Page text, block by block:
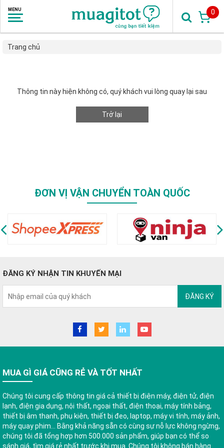
0
Trang chủ
Thông tin này hiện không có, quý khách vui lòng quay lại sau
Trở lại
ĐƠN VỊ VẬN CHUYỂN TOÀN QUỐC
ĐĂNG KÝ NHẬN TIN KHUYẾN MẠI
ĐĂNG KÝ
MUA GÌ GIÁ CŨNG RẺ VÀ TỐT NHẤT
Chúng tôi cung cấp thông tin giá cả thiết bị điện máy, điện tử, điện
lạnh, điện gia dụng, nội thất, ngoại thất, điện thoại, máy tính bảng,
thiết bị âm thanh, phụ kiện, thiết bị đeo, laptop, máy vi tính, máy ảnh,
máy quay phim... Bằng khả năng sẵn có cùng sự nỗ lực không ngừng,
chúng tôi đã tổng hợp hơn 500.000 sản phẩm, giúp bạn có thể so
sánh giá, tìm giá rẻ nhất trước khi mua. Chúng tôi không bán hàng.